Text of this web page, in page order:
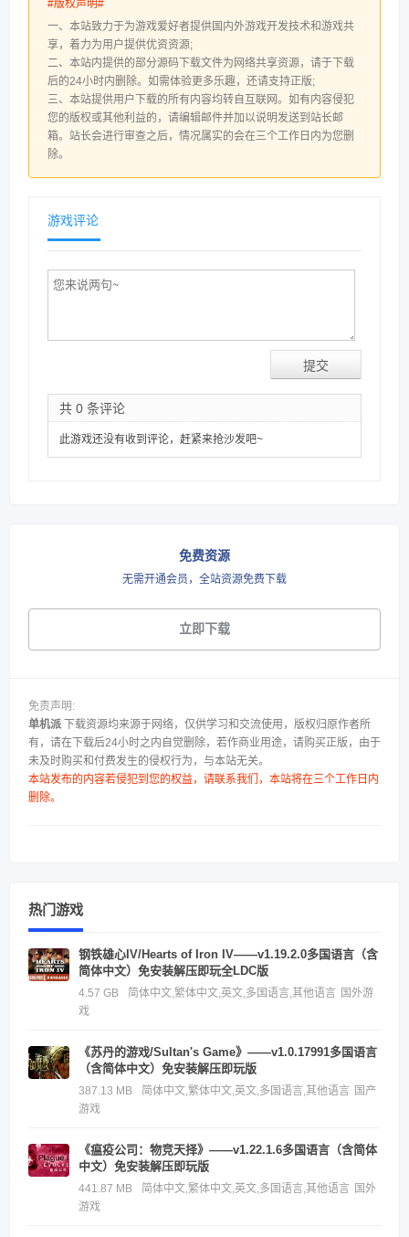
#版权声明#
一、本站致力于为游戏爱好者提供国内外游戏开发技术和游戏共
享，着力为用户提供优资资源;
二、本站内提供的部分源码下载文件为网络共享资源，请于下载
后的24小时内删除。如需体验更多乐趣，还请支持正版;
三、本站提供用户下载的所有内容均转自互联网。如有内容侵犯
您的版权或其他利益的，请编辑邮件并加以说明发送到站长邮
箱。站长会进行审查之后，情况属实的会在三个工作日内为您删
除。
游戏评论
共 0 条评论
此游戏还没有收到评论，赶紧来抢沙发吧~
免费资源
无需开通会员，全站资源免费下载
立即下载
免责声明:
单机派 下载资源均来源于网络，仅供学习和交流使用，版权归原作者所
有，请在下载后24小时之内自觉删除，若作商业用途，请购买正版，由于
未及时购买和付费发生的侵权行为，与本站无关。
本站发布的内容若侵犯到您的权益，请联系我们，本站将在三个工作日内
删除。
热门游戏
钢铁雄心IV/Hearts of Iron IV——v1.19.2.0多国语言（含
简体中文）免安装解压即玩全LDC版
4.57 GB 简体中文,繁体中文,英文,多国语言,其他语言 国外游
戏
《苏丹的游戏/Sultan's Game》——v1.0.17991多国语言
（含简体中文）免安装解压即玩版
387.13 MB 简体中文,繁体中文,英文,多国语言,其他语言 国产
游戏
《瘟疫公司：物竞天择》——v1.22.1.6多国语言（含简体
中文）免安装解压即玩版
441.87 MB 简体中文,繁体中文,英文,多国语言,其他语言 国外
游戏